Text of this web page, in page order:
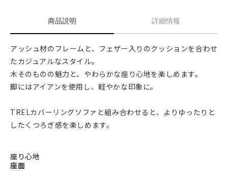
商品説明 詳細情報
アッシュ材のフレームと、フェザー入りのクッションを合わせ
たカジュアルなスタイル。
木そのものの魅力と、やわらかな座り心地を楽しめます。
脚にはアイアンを使用し、軽やかな印象に。
TRELカバーリングソファと組み合わせると、よりゆったりと
したくつろぎ感を楽しめます。
座り心地
座面